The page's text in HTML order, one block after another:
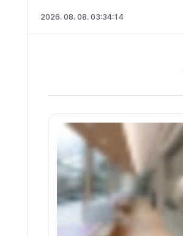
2026. 08. 08. 03:34:15